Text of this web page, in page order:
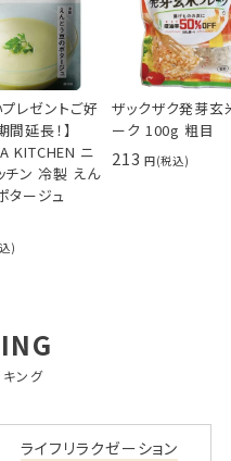
プレゼントご好
延長！】
KITCHEN ニ
チン 冷製 えん
タージュ
ザックザク発芽玄
ーク 100g 粗目
213
ング
ライフリラクゼーション